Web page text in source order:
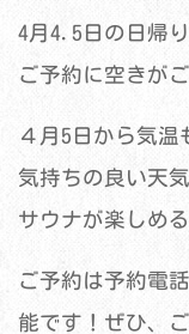
4月4.5日の日帰
ご予約に空きが
４月5日から気温
気持ちの良い天
サウナが楽しめ
ご予約は予約電
能です！ぜひ、